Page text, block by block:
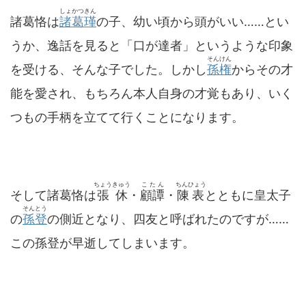
諸葛恪は諸葛瑾
しょかつきん
の子、幼い頃から頭がいい……とい
うか、逸話を見ると「口が達者」というような印象
を受ける、そんな子でした。しかし孫権
そんけん
からその才
能を愛され、もちろん本人自身の才覚もあり、いく
つもの手柄を立てて行くことになります。
そして諸葛恪は張休
ちょうきゅう
・ 顧譚
こたん
・ 陳表
ちんひょう
とともに皇太子
の孫登
そんとう
の側近となり、四友と呼ばれたのですが……
この孫登が早逝してしまいます。